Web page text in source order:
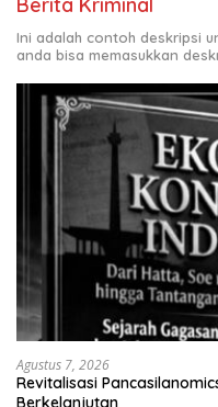
Ini adalah contoh deskripsi
anda bisa memasukkan
Agustus 7, 2026
Revitalisasi
Berkelanjutan